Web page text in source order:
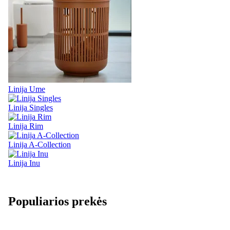
Linija Ume
Linija Singles
Linija Rim
Linija A-Collection
Linija Inu
Populiarios prekės